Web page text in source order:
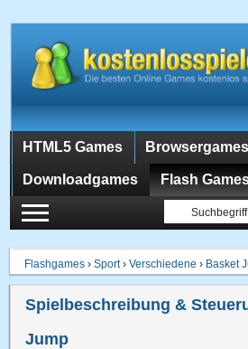
HTML5 Games Browsergames
Downloadgames Flash
Flashgames ›Sport›Verschiedene › Basket
Spielbeschreibung &
Jump